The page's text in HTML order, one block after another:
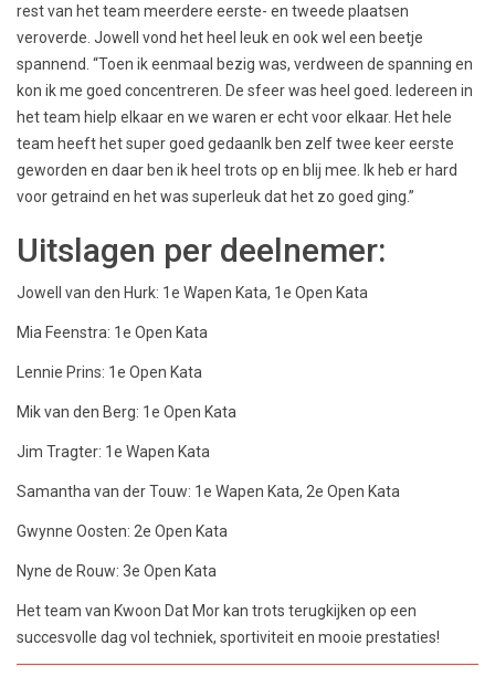
rest van het team meerdere eerste- en tweede plaatsen
veroverde. Jowell vond het heel leuk en ook wel een beetje
spannend. “Toen ik eenmaal bezig was, verdween de spanning en
kon ik me goed concentreren. De sfeer was heel goed. Iedereen in
het team hielp elkaar en we waren er echt voor elkaar. Het hele
team heeft het super goed gedaanIk ben zelf twee keer eerste
geworden en daar ben ik heel trots op en blij mee. Ik heb er hard
voor getraind en het was superleuk dat het zo goed ging.”
Uitslagen per deelnemer:
Jowell van den Hurk: 1e Wapen Kata, 1e Open Kata
Mia Feenstra: 1e Open Kata
Lennie Prins: 1e Open Kata
Mik van den Berg: 1e Open Kata
Jim Tragter: 1e Wapen Kata
Samantha van der Touw: 1e Wapen Kata, 2e Open Kata
Gwynne Oosten: 2e Open Kata
Nyne de Rouw: 3e Open Kata
Het team van Kwoon Dat Mor kan trots terugkijken op een
succesvolle dag vol techniek, sportiviteit en mooie prestaties!